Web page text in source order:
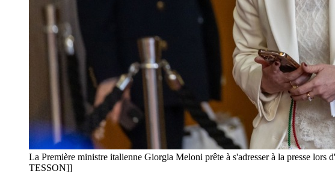
La Première ministre italienne Giorgia Meloni prête à s'adresser à la presse
TESSON]]